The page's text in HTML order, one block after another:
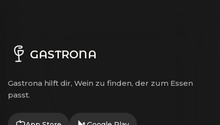
GASTRONA
Gastrona hilft dir, Wein zu finden, der zum Essen
passt.